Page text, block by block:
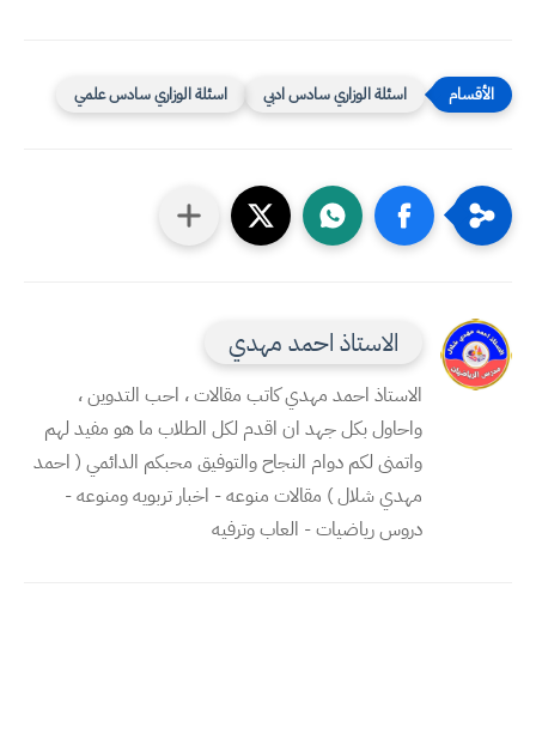
اسئلة الوزاري سادس ادبي اسئلة الوزاري سادس علمي
الاستاذ احمد مهدي
الاستاذ احمد مهدي كاتب مقالات ، احب التدوين ،
واحاول بكل جهد ان اقدم لكل الطلاب ما هو مفيد لهم
واتمنى لكم دوام النجاح والتوفيق محبكم الدائمي ( احمد
مهدي شلال ) مقالات منوعه - اخبار تربويه ومنوعه -
دروس رياضيات - العاب وترفيه